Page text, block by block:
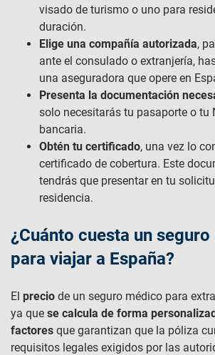
visado de turismo o uno para
duración.
Elige una compañía autorizada,
ante el consulado o extranjería,
una aseguradora que opere en
Presenta la documentación
solo necesitarás tu pasaporte o tu
bancaria.
Obtén tu certificado, una vez lo
certificado de cobertura. Este
tendrás que presentar en tu
residencia.
¿Cuánto cuesta un
para viajar a España?​
El precio de un seguro médico para
ya que se calcula de forma
factores que garantizan que la póliza
requisitos legales exigidos por las